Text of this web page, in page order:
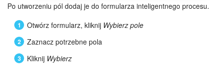
Po utworzeniu pól dodaj je do formularza inteligentnego procesu.
Otwórz formularz, kliknij Wybierz pole
Zaznacz potrzebne pola
Kliknij Wybierz